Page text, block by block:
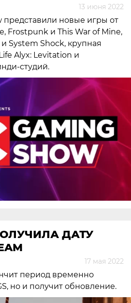
13 июня 2022
представили новые игры от
Frostpunk и This War of Mine,
System Shock, крупная
Alyx: Levitation и
студий.
ДАТУ
17 мая 2022
период временно
но и получит обновление.